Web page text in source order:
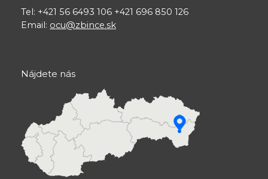
Tel: +421 56 6493 106 +421 696 850 126
Email: ocu@zbince.sk
Nájdete nás